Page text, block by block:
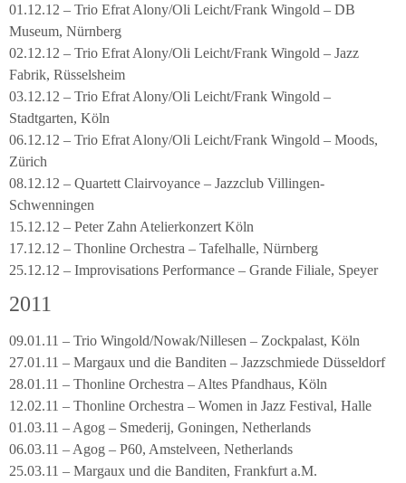
01.12.12 – Trio Efrat Alony/Oli Leicht/Frank Wingold – DB
Museum, Nürnberg
02.12.12 – Trio Efrat Alony/Oli Leicht/Frank Wingold – Jazz
Fabrik, Rüsselsheim
03.12.12 – Trio Efrat Alony/Oli Leicht/Frank Wingold –
Stadtgarten, Köln
06.12.12 – Trio Efrat Alony/Oli Leicht/Frank Wingold – Moods,
Zürich
08.12.12 – Quartett Clairvoyance – Jazzclub Villingen-
Schwenningen
15.12.12 – Peter Zahn Atelierkonzert Köln
17.12.12 – Thonline Orchestra – Tafelhalle, Nürnberg
25.12.12 – Improvisations Performance – Grande Filiale, Speyer
2011
09.01.11 – Trio Wingold/Nowak/Nillesen – Zockpalast, Köln
27.01.11 – Margaux und die Banditen – Jazzschmiede Düsseldorf
28.01.11 – Thonline Orchestra – Altes Pfandhaus, Köln
12.02.11 – Thonline Orchestra – Women in Jazz Festival, Halle
01.03.11 – Agog – Smederij, Goningen, Netherlands
06.03.11 – Agog – P60, Amstelveen, Netherlands
25.03.11 – Margaux und die Banditen, Frankfurt a.M.